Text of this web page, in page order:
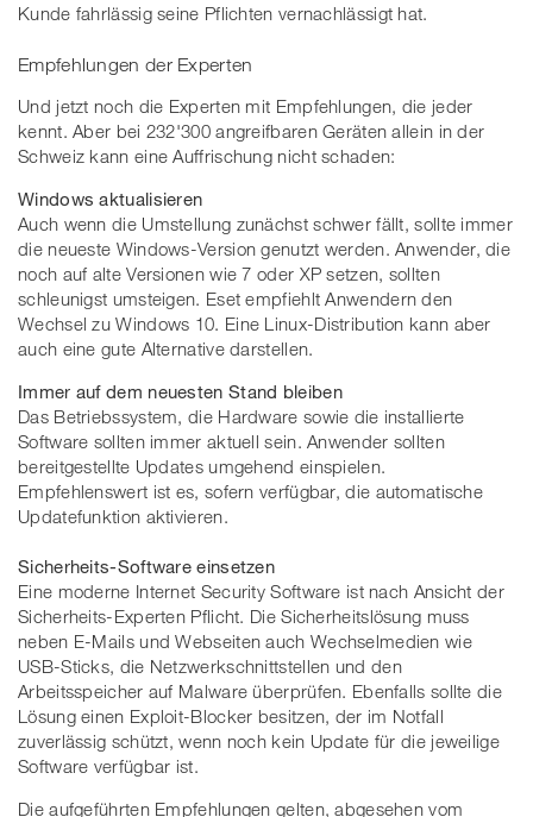
Kunde fahrlässig seine Pflichten vernachlässigt hat.
Empfehlungen der Experten
Und jetzt noch die Experten mit Empfehlungen, die jeder
kennt. Aber bei 232'300 angreifbaren Geräten allein in der
Schweiz kann eine Auffrischung nicht schaden:
Windows aktualisieren
Auch wenn die Umstellung zunächst schwer fällt, sollte immer
die neueste Windows-Version genutzt werden. Anwender, die
noch auf alte Versionen wie 7 oder XP setzen, sollten
schleunigst umsteigen. Eset empfiehlt Anwendern den
Wechsel zu Windows 10. Eine Linux-Distribution kann aber
auch eine gute Alternative darstellen.
Immer auf dem neuesten Stand bleiben
Das Betriebssystem, die Hardware sowie die installierte
Software sollten immer aktuell sein. Anwender sollten
bereitgestellte Updates umgehend einspielen.
Empfehlenswert ist es, sofern verfügbar, die automatische
Updatefunktion aktivieren.
Sicherheits-Software einsetzen
Eine moderne Internet Security Software ist nach Ansicht der
Sicherheits-Experten Pflicht. Die Sicherheitslösung muss
neben E-Mails und Webseiten auch Wechselmedien wie
USB-Sticks, die Netzwerkschnittstellen und den
Arbeitsspeicher auf Malware überprüfen. Ebenfalls sollte die
Lösung einen Exploit-Blocker besitzen, der im Notfall
zuverlässig schützt, wenn noch kein Update für die jeweilige
Software verfügbar ist.
Die aufgeführten Empfehlungen gelten, abgesehen vom